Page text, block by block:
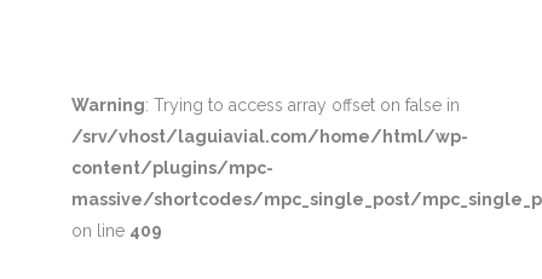
Warning: Trying to access array offset on false in
/srv/vhost/laguiavial.com/home/html/wp-
content/plugins/mpc-
massive/shortcodes/mpc_single_post/
on line 409